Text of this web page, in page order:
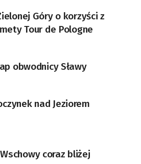
Góry o korzyści z
Tour de Pologne
obwodnicy Sławy
nad Jeziorem
coraz bliżej